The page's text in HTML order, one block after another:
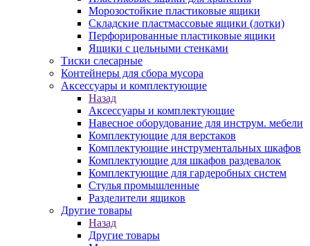
Морозостойкие пластиковые ящики
Складские пластмассовые ящики (лотки)
Перфорированные пластиковые ящики
Ящики с цельными стенками
Тиски слесарные
Контейнеры для сбора мусора
Аксессуары и комплектующие
Назад
Аксессуары и комплектующие
Навесное оборудование для инструм. мебели
Комплектующие для верстаков
Комплектующие инструментальных шкафов
Комплектующие для шкафов раздевалок
Комплектующие для гардеробных систем
Стулья промышленные
Разделители ящиков
Другие товары
Назад
Другие товары